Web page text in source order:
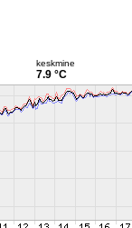
keskmine
7.9 °C